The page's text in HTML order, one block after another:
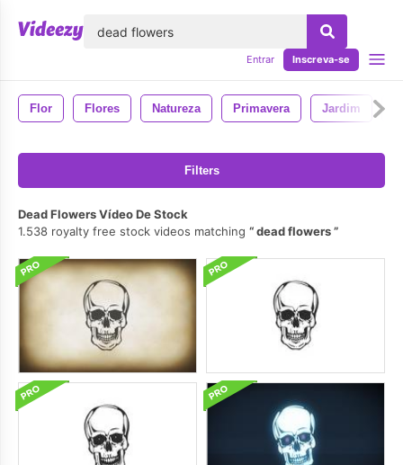
Entrar Inscreva-se
Flor Flores Natureza Primavera Jardim
Filters
Dead Flowers Vídeo De Stock
1.538 royalty free stock videos matching
dead flowers